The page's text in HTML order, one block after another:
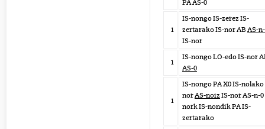
PA AS-0
1
IS-nongo IS-zerez IS-
zertarako IS-nor AB AS-
IS-nor
1
IS-nongo LO-edo IS-nor
AS-0
1
IS-nongo PA X0 IS-nolako
norAS-noiz IS-nor AS-n-0
nork IS-nondik PA IS-
zertarako